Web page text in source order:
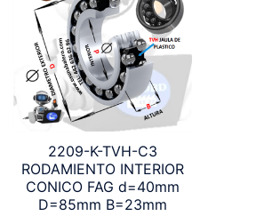
2209-K-TVH-C3
RODAMIENTO INTERIOR
CONICO FAG d=40mm
D=85mm B=23mm